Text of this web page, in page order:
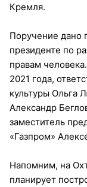
Кремля.
Поручение дано
президенте по
правам
2021 года,
культуры Ольга
Александр
заместитель
«Газпром»
Напомним, на
планирует